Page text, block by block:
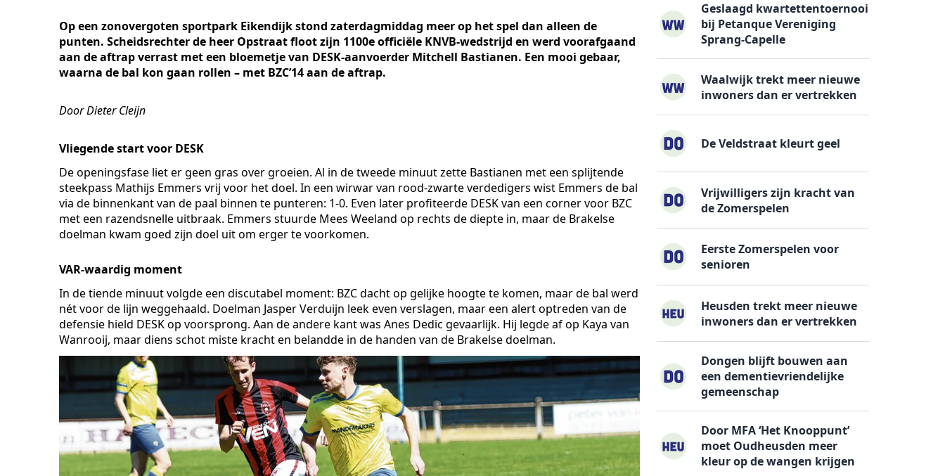
Op een zonovergoten sportpark Eikendijk stond zaterdagmiddag meer op het spel dan alleen de
punten. Scheidsrechter de heer Opstraat floot zijn 1100e officiële KNVB-wedstrijd en werd voorafgaand
aan de aftrap verrast met een bloemetje van DESK-aanvoerder Mitchell Bastianen. Een mooi gebaar,
waarna de bal kon gaan rollen – met BZC’14 aan de aftrap.
Door Dieter Cleijn
Vliegende start voor DESK
De openingsfase liet er geen gras over groeien. Al in de tweede minuut zette Bastianen met een splijtende
steekpass Mathijs Emmers vrij voor het doel. In een wirwar van rood-zwarte verdedigers wist Emmers de bal
via de binnenkant van de paal binnen te punteren: 1-0. Even later profiteerde DESK van een corner voor BZC
met een razendsnelle uitbraak. Emmers stuurde Mees Weeland op rechts de diepte in, maar de Brakelse
doelman kwam goed zijn doel uit om erger te voorkomen.
VAR-waardig moment
In de tiende minuut volgde een discutabel moment: BZC dacht op gelijke hoogte te komen, maar de bal werd
nét voor de lijn weggehaald. Doelman Jasper Verduijn leek even verslagen, maar een alert optreden van de
defensie hield DESK op voorsprong. Aan de andere kant was Anes Dedic gevaarlijk. Hij legde af op Kaya van
Wanrooij, maar diens schot miste kracht en belandde in de handen van de Brakelse doelman.
Geslaagd kwartettentoernooi
bij Petanque Vereniging
Sprang-Capelle
Waalwijk trekt meer nieuwe
inwoners dan er vertrekken
De Veldstraat kleurt geel
Vrijwilligers zijn kracht van
de Zomerspelen
Eerste Zomerspelen voor
senioren
Heusden trekt meer nieuwe
inwoners dan er vertrekken
Dongen blijft bouwen aan
een dementievriendelijke
gemeenschap
Door MFA ‘Het Knooppunt’
moet Oudheusden meer
kleur op de wangen krijgen